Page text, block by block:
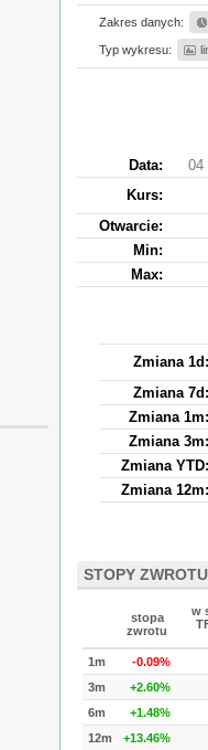
Zakres danych:
Typ wykresu:
Data:
04
Kurs:
Otwarcie:
Min:
Max:
Zmiana 1d:
Zmiana 7d:
Zmiana 1m:
Zmiana 3m:
Zmiana YTD:
Zmiana 12m:
STOPY ZWROTU
stopa
zwrotu
w
1m
-0.09%
3m
+2.60%
6m
+1.48%
12m
+13.46%